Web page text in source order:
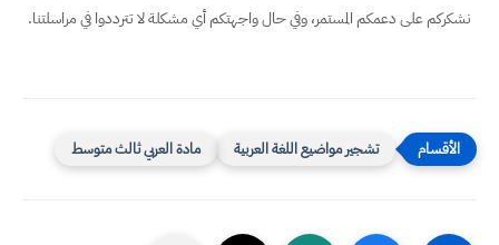
نشكركم على دعمكم المستمر، وفي حال واجهتكم أي مشكلة لا تترددوا في مراسلتنا.
تشجير مواضيع اللغة العربية مادة العربي ثالث متوسط